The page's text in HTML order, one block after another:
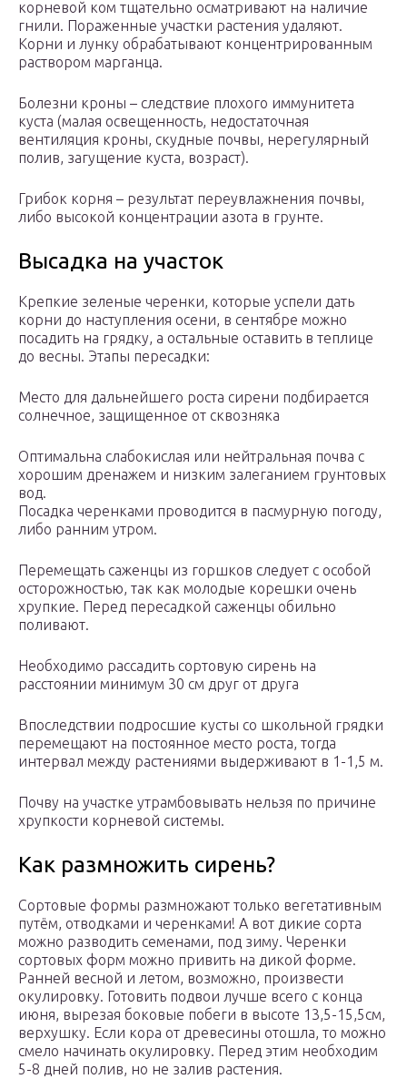
корневой ком тщательно осматривают на наличие
гнили. Пораженные участки растения удаляют.
Корни и лунку обрабатывают концентрированным
раствором марганца.
Болезни кроны – следствие плохого иммунитета
куста (малая освещенность, недостаточная
вентиляция кроны, скудные почвы, нерегулярный
полив, загущение куста, возраст).
Грибок корня – результат переувлажнения почвы,
либо высокой концентрации азота в грунте.
Высадка на участок
Крепкие зеленые черенки, которые успели дать
корни до наступления осени, в сентябре можно
посадить на грядку, а остальные оставить в теплице
до весны. Этапы пересадки:
Место для дальнейшего роста сирени подбирается
солнечное, защищенное от сквозняка
Оптимальна слабокислая или нейтральная почва с
хорошим дренажем и низким залеганием грунтовых
вод.
Посадка черенками проводится в пасмурную погоду,
либо ранним утром.
Перемещать саженцы из горшков следует с особой
осторожностью, так как молодые корешки очень
хрупкие. Перед пересадкой саженцы обильно
поливают.
Необходимо рассадить сортовую сирень на
расстоянии минимум 30 см друг от друга
Впоследствии подросшие кусты со школьной грядки
перемещают на постоянное место роста, тогда
интервал между растениями выдерживают в 1-1,5 м.
Почву на участке утрамбовывать нельзя по причине
хрупкости корневой системы.
Как размножить сирень?
Сортовые формы размножают только вегетативным
путём, отводками и черенками! А вот дикие сорта
можно разводить семенами, под зиму. Черенки
сортовых форм можно привить на дикой форме.
Ранней весной и летом, возможно, произвести
окулировку. Готовить подвои лучше всего с конца
июня, вырезая боковые побеги в высоте 13,5-15,5см,
верхушку. Если кора от древесины отошла, то можно
смело начинать окулировку. Перед этим необходим
5-8 дней полив, но не залив растения.